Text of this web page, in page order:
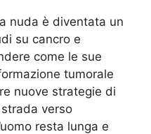
nuda è diventata un
su cancro e
come le sue
tumorale
nuove strategie di
verso
resta lunga e